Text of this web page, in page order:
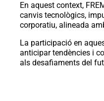
En aquest context,
canvis tecnològics,
corporatiu, alineada
La participació en
anticipar tendències i
als desafiaments del